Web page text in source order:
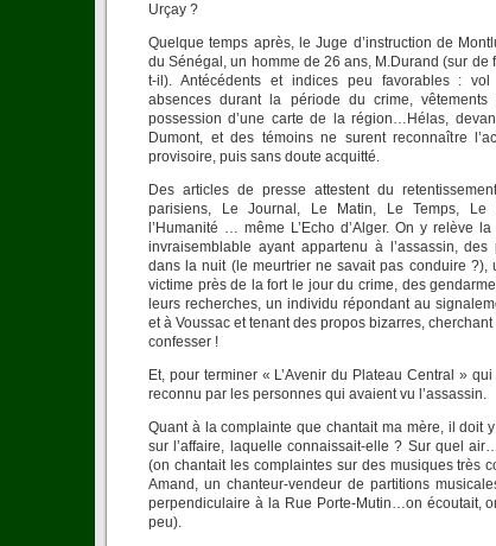
Urçay ?
Quelque temps après, le Juge d’instruction de
du Sénégal, un homme de 26 ans, M.Durand (sur de
t-il). Antécédents et indices peu favorables : vol
absences durant la période du crime,
possession d’une carte de la région…Hélas,
Dumont, et des témoins ne surent reconnaître
provisoire, puis sans doute acquitté.
Des articles de presse attestent du
parisiens, Le Journal, Le Matin, Le Temps, Le
l’Humanité … même L’Echo d’Alger. On y relève
invraisemblable ayant appartenu à l’assassin,
dans la nuit (le meurtrier ne savait pas conduire ?),
victime près de la fort le jour du crime, des
leurs recherches, un individu répondant au
et à Voussac et tenant des propos bizarres,
confesser !
Et, pour terminer « L’Avenir du Plateau Central »
reconnu par les personnes qui avaient vu l’assassin.
Quant à la complainte que chantait ma mère, il doit
sur l’affaire, laquelle connaissait-elle ? Sur quel
(on chantait les complaintes sur des musiques très
Amand, un chanteur-vendeur de partitions
perpendiculaire à la Rue Porte-Mutin…on écoutait,
peu).